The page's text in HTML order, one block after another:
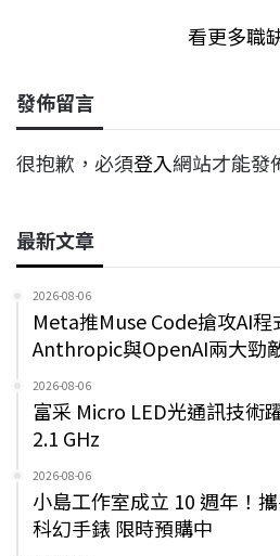
看更多職
發佈留言
很抱歉，必須登入網站才能發
最新文章
2026-08-06
Meta推Muse Code搶攻AI程
Anthropic與OpenAI兩大勁
2026-08-06
富采 Micro LED光通訊技術
2.1 GHz
2026-08-06
小島工作室成立 10 週年！
科幻手錶 限時預購中